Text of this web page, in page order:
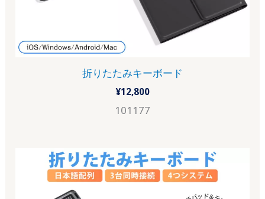
折りたたみキーボード
¥12,800
101177